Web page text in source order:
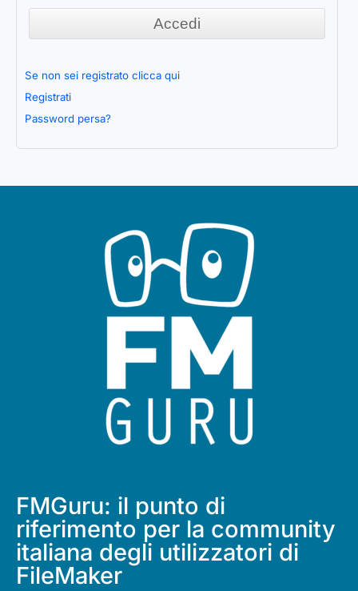
Se non sei registrato clicca qui
Registrati
Password persa?
FMGuru: il punto di
riferimento per la community
italiana degli utilizzatori di
FileMaker